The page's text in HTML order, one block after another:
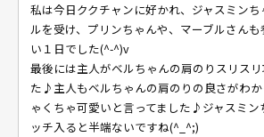
私は今日ククチャンに好かれ、ジャスミン
ルを受け、プリンちゃんや、マーブルさん
い１日でした(^-^)v
最後には主人がベルちゃんの肩のりスリス
た♪主人もベルちゃんの肩のりの良さがわ
ゃくちゃ可愛いと言ってました♪ジャスミ
ッチ入ると半端ないですね(^_^;)